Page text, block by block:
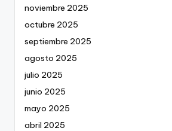
noviembre 2025
octubre 2025
septiembre 2025
agosto 2025
julio 2025
junio 2025
mayo 2025
abril 2025